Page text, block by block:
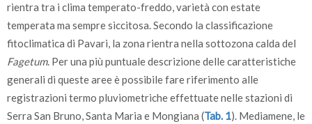
rientra tra i clima temperato-freddo, varietà con estate
temperata ma sempre siccitosa. Secondo la classificazione
fitoclimatica di Pavari, la zona rientra nella sottozona calda del
Fagetum. Per una più puntuale descrizione delle caratteristiche
generali di queste aree è possibile fare riferimento alle
registrazioni termo pluviometriche effettuate nelle stazioni di
Serra San Bruno, Santa Maria e Mongiana (Tab. 1). Mediamene, le